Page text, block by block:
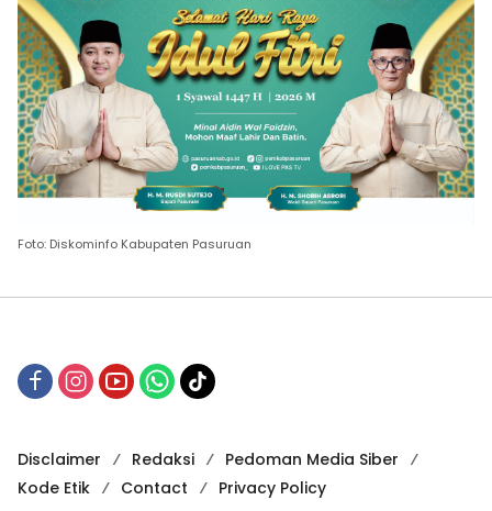
Foto: Diskominfo Kabupaten Pasuruan
Disclaimer Redaksi
Pedoman Media Siber
Kode Etik
Contact Privacy Policy